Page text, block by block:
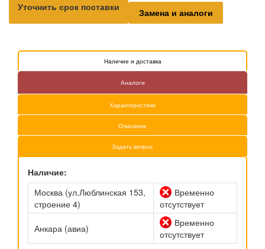
Уточнить срок поставки Замена и аналоги
Наличие и доставка
Аналоги
Характеристики
Описание
Задать вопрос
Наличие:
Москва (ул.Люблинская 153,
строение 4)
Временно
отсутствует
Анкара (авиа)
Временно
отсутствует